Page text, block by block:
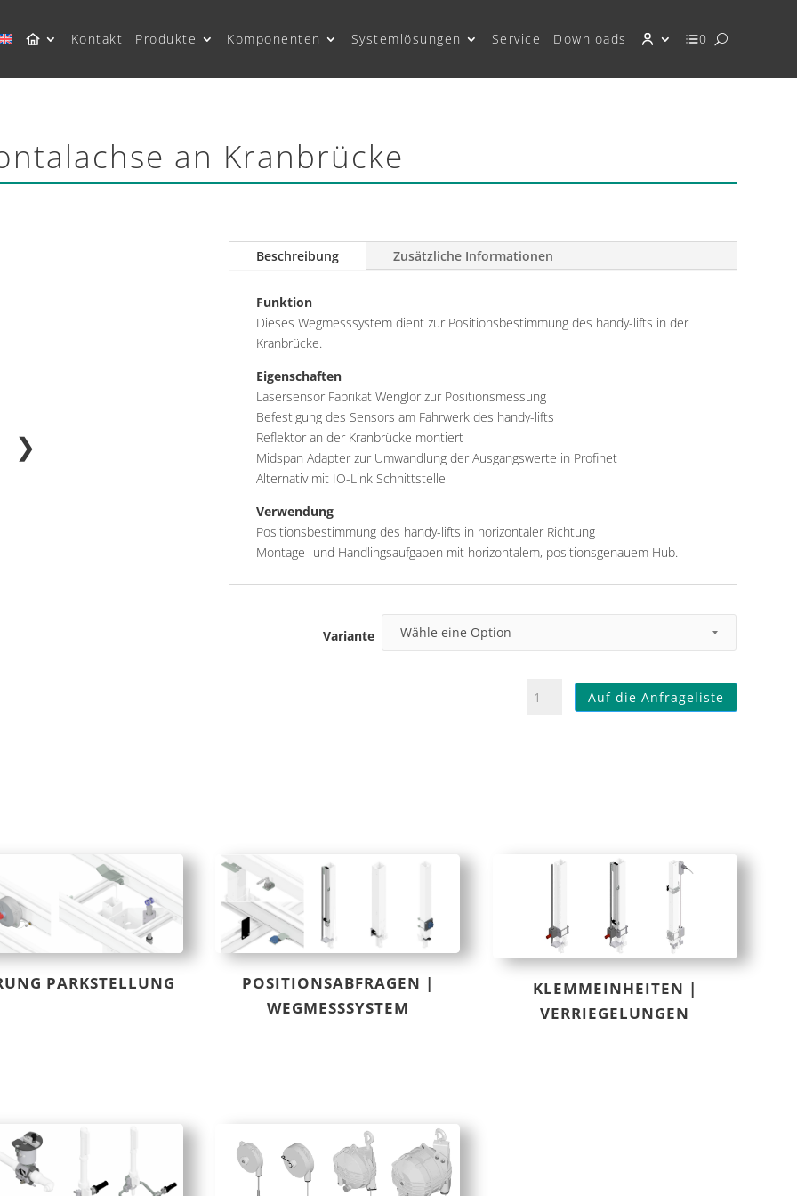
Kontakt Produkte Komponenten Systemlösungen Service Downloads 0
an Kranbrücke
❯
Beschreibung Zusätzliche Informationen
Funktion
Dieses Wegmesssystem dient zur Positionsbestimmung des handy-lifts in der
Kranbrücke.
Eigenschaften
Lasersensor Fabrikat Wenglor zur Positionsmessung
Befestigung des Sensors am Fahrwerk des handy-lifts
Reflektor an der Kranbrücke montiert
Midspan Adapter zur Umwandlung der Ausgangswerte in Profinet
Alternativ mit IO-Link Schnittstelle
Verwendung
Positionsbestimmung des handy-lifts in horizontaler Richtung
Montage- und Handlingsaufgaben mit horizontalem, positionsgenauem Hub.
Variante
Wegmesssytem
Horizontalachse
Auf die Anfrageliste
PARKSTELLUNG
POSITIONSABFRAGEN |
WEGMESSSYSTEM
KLEMMEINHEITEN |
VERRIEGELUNGEN